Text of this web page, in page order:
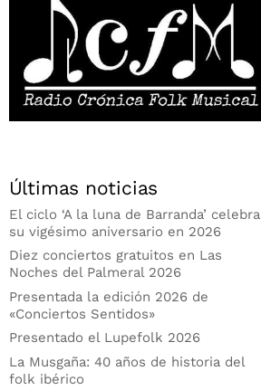
Últimas noticias
El ciclo ‘A la luna de Barranda’ celebra
su vigésimo aniversario en 2026
Diez conciertos gratuitos en Las
Noches del Palmeral 2026
Presentada la edición 2026 de
«Conciertos Sentidos»
Presentado el Lupefolk 2026
La Musgaña: 40 años de historia del
folk ibérico